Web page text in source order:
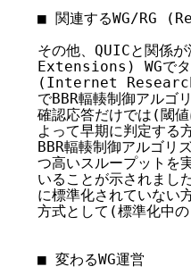
■ 関連するWG/RG
その他、QUICと関
Extensions) WGでタ
(Internet
でBBR輻輳制御アルゴ
確認応答だけでは(閾
よって早期に判定する
BBR輻輳制御アルゴリ
つ高いスループットを
いることが示されまし
に標準化されていない
方式として(標準化中
■ 変わるWG運営